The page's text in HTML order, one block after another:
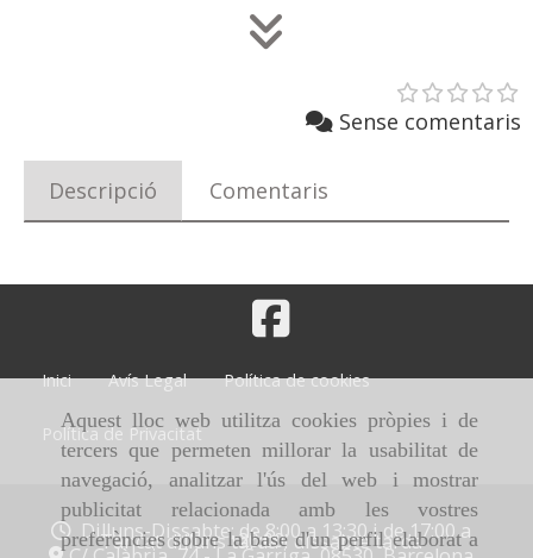
Aquest lloc web utilitza cookies pròpies i de
tercers que permeten millorar la usabilitat de
navegació, analitzar l'ús del web i mostrar
publicitat relacionada amb les vostres
preferències sobre la base d'un perfil elaborat a
Sense comentaris
Descripció Comentaris
Inici Avís Legal Política de cookies
Política de Privacitat
Dilluns-Dissabte: de 8:00 a 13:30 i de 17:00 a
20:00
Tancat dilluns tarda i dissabte tarda